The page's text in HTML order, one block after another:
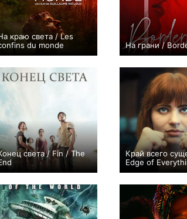
краю света / Les
du monde
0
На грани /
0
света / Fin / The
+1
Край всего
Edge of
0